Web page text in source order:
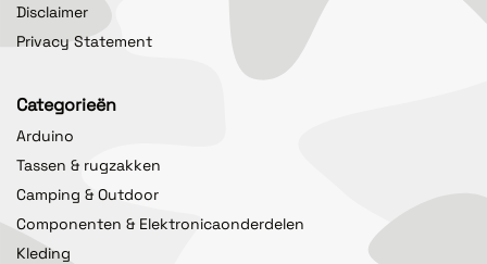
Disclaimer
Privacy Statement
Categorieën
Arduino
Tassen & rugzakken
Camping & Outdoor
Componenten & Elektronicaonderdelen
Kleding